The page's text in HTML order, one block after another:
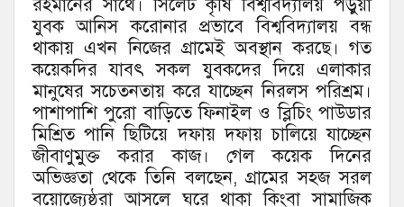
রহমানের সাথে। সিলেট কৃষি বিশ্ববিদ্যালয় পড়ুয়া
যুবক আনিস করোনার প্রভাবে বিশ্ববিদ্যালয় বন্ধ
থাকায় এখন নিজের গ্রামেই অবস্থান করছে। গত
কয়েকদির যাবৎ সকল যুবকদের দিয়ে এলাকার
মানুষের সচেতনতায় করে যাচ্ছেন নিরলস পরিশ্রম।
পাশাপাশি পুরো বাড়িতে ফিনাইল ও ব্লিচিং পাউডার
মিশ্রিত পানি ছিটিয়ে দফায় দফায় চালিয়ে যাচ্ছেন
জীবাণুমুক্ত করার কাজ। গেল কয়েক দিনের
অভিজ্ঞতাথেকে তিনি বলছেন, গ্রামের সহজ সরল
বয়োজ্যেষ্ঠরা আসলে ঘরে থাকা কিংবা সামাজিক